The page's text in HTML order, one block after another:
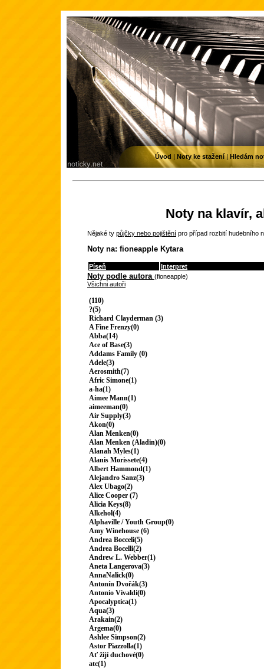
Noty na klavír,
Nějaké ty půjčky nebo pojištění pro případ rozbití hudebního
Noty na: fioneapple Kytara
Píseň Interpret
Noty podle autora (fioneapple)
Všichni autoři
(110)
?(5)
Richard Clayderman (3)
A Fine Frenzy(0)
Abba(14)
Ace of Base(3)
Addams Family (0)
Adele(3)
Aerosmith(7)
Afric Simone(1)
a-ha(1)
Aimee Mann(1)
aimeeman(0)
Air Supply(3)
Akon(0)
Alan Menken(0)
Alan Menken (Aladin)(0)
Alanah Myles(1)
Alanis Morissete(4)
Albert Hammond(1)
Alejandro Sanz(3)
Alex Ubago(2)
Alice Cooper (7)
Alicia Keys(8)
Alkehol(4)
Alphaville / Youth Group(0)
Amy Winehouse (6)
Andrea Bocceli(5)
Andrea Bocelli(2)
Andrew L. Webber(1)
Aneta Langerova(3)
AnnaNalick(0)
Antonín Dvořák(3)
Antonio Vivaldi(0)
Apocalyptica(1)
Aqua(3)
Arakain(2)
Argema(0)
Ashlee Simpson(2)
Astor Piazzolla(1)
Ať žijí duchové(0)
atc(1)
Úvod | Noty ke stažení| Hledám